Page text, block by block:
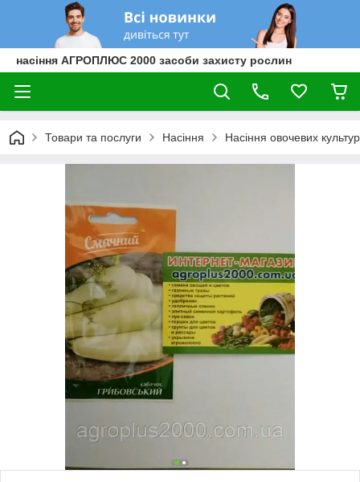
насіння АГРОПЛЮС 2000 засоби захисту рослин
Товари та послуги Насіння Насіння овочевих культур